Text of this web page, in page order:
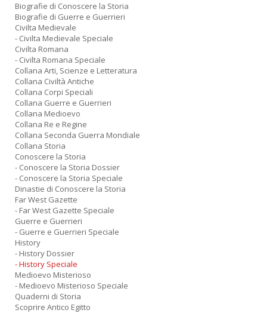
Biografie di Conoscere la Storia
Biografie di Guerre e Guerrieri
Civilta Medievale
- Civilta Medievale Speciale
Civilta Romana
- Civilta Romana Speciale
Collana Arti, Scienze e Letteratura
Collana Civiltà Antiche
Collana Corpi Speciali
Collana Guerre e Guerrieri
Collana Medioevo
Collana Re e Regine
Collana Seconda Guerra Mondiale
Collana Storia
Conoscere la Storia
- Conoscere la Storia Dossier
- Conoscere la Storia Speciale
Dinastie di Conoscere la Storia
Far West Gazette
- Far West Gazette Speciale
Guerre e Guerrieri
- Guerre e Guerrieri Speciale
History
- History Dossier
- History Speciale
Medioevo Misterioso
- Medioevo Misterioso Speciale
Quaderni di Storia
Scoprire Antico Egitto